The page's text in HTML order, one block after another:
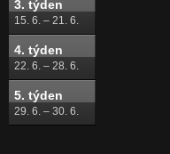
3. týden
15. 6. – 21. 6.
4. týden
22. 6. – 28. 6.
5. týden
29. 6. – 30. 6.